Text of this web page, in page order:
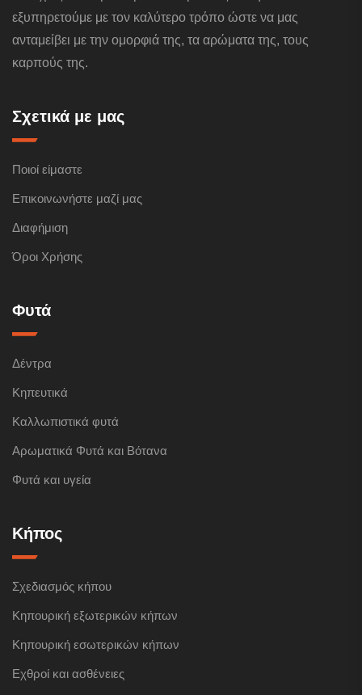
εξυπηρετούμε με τον καλύτερο τρόπο ώστε να μας
ανταμείβει με την ομορφιά της, τα αρώματα της, τους
καρπούς της.
Σχετικά με μας
Ποιοί είμαστε
Επικοινωνήστε μαζί μας
Διαφήμιση
Όροι Χρήσης
Φυτά
Δέντρα
Κηπευτικά
Καλλωπιστικά φυτά
Αρωματικά Φυτά και Βότανα
Φυτά και υγεία
Κήπος
Σχεδιασμός κήπου
Κηπουρική εξωτερικών κήπων
Κηπουρική εσωτερικών κήπων
Εχθροί και ασθένειες